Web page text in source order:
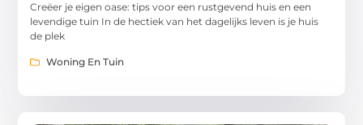
Creëer je eigen oase: tips voor een rustgevend huis en een
levendige tuin In de hectiek van het dagelijks leven is je huis
de plek
Woning En Tuin